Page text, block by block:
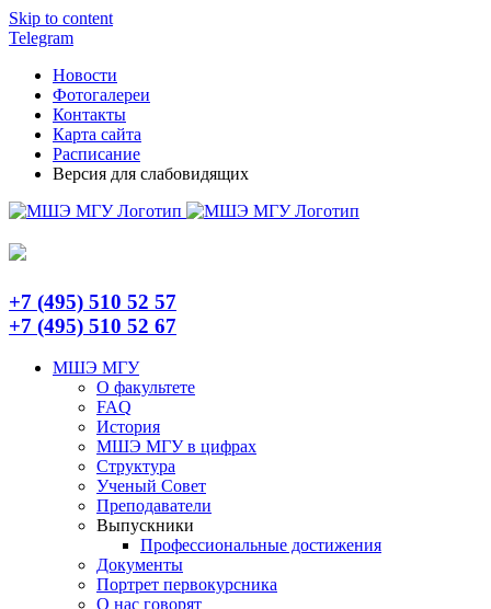
Skip to content
Telegram
Новости
Фотогалереи
Контакты
Карта сайта
Расписание
Версия для слабовидящих
+7 (495) 510 52 57
+7 (495) 510 52 67
МШЭ МГУ
О факультете
FAQ
История
МШЭ МГУ в цифрах
Структура
Ученый Совет
Преподаватели
Выпускники
Профессиональные достижения
Документы
Портрет первокурсника
О нас говорят